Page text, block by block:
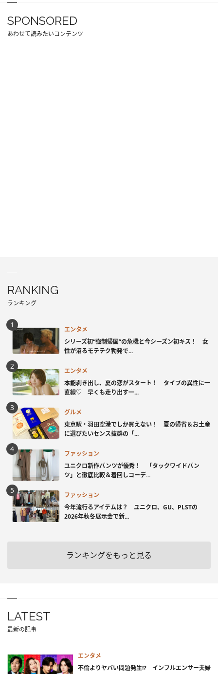
SPONSORED
あわせて読みたいコンテンツ
RANKING
ランキング
エンタメ
シリーズ初“強制帰国”の危機と今シーズン初キス！ 女
性が沼るモテテク勃発で...
エンタメ
本能剥き出し、夏の恋がスタート！ タイプの異性に一
直線♡ 早くも走り出す一...
グルメ
東京駅・羽田空港でしか買えない！ 夏の帰省＆お土産
に選びたいセンス抜群の「...
ファッション
ユニクロ新作パンツが優秀！ 「タックワイドパン
ツ」と徹底比較＆着回しコーデ...
ファッション
今年流行るアイテムは？ ユニクロ、GU、PLSTの
2026年秋冬展示会で新...
ランキングをもっと見る
LATEST
最新の記事
エンタメ
不倫よりヤバい問題発生!? インフルエンサー夫婦